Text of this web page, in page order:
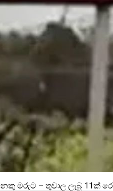
මරුට – තුවාල ලැබූ 11ක්